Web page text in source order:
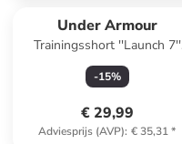
Under Armour
Trainingsshort ''Launch 7''
turquoise
-15%
€ 29,99
Adviesprijs (AVP): € 35,31*